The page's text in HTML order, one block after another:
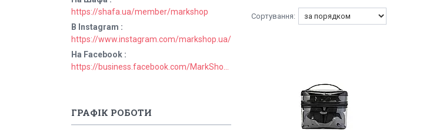
https://shafa.ua/member/markshop
В Instagram
https://www.instagram.com/markshop.ua/
На Facebook
ГРАФІК РОБОТИ